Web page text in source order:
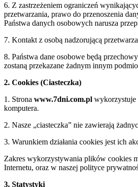
6. Z zastrzeżeniem ograniczeń
przetwarzania, prawo do przenoszenia
Państwa danych osobowych narusza
7. Kontakt z osobą nadzorującą
8. Państwa dane osobowe będą
zostaną przekazane żadnym innym
2. Cookies (Ciasteczka)
1. Strona www.7dni.com.pl wykorzystuje
komputera.
2. Nasze „ciasteczka” nie zawierają
3. Warunkiem działania cookies jest ich
Zakres wykorzystywania plików cookies
Internetu, oraz w naszej polityce
3. Statystyki